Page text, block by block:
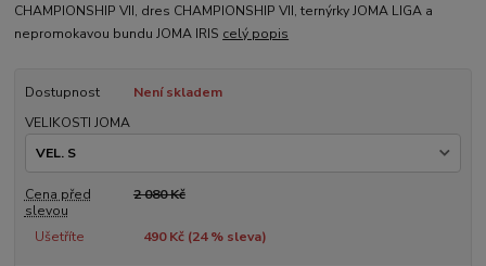
CHAMPIONSHIP VII, dres CHAMPIONSHIP VII, ternýrky JOMA LIGA a
nepromokavou bundu JOMA IRIS celý popis
Dostupnost
Není skladem
VELIKOSTI JOMA
Cena před
slevou
2 080 Kč
Ušetříte 490 Kč (24% sleva)